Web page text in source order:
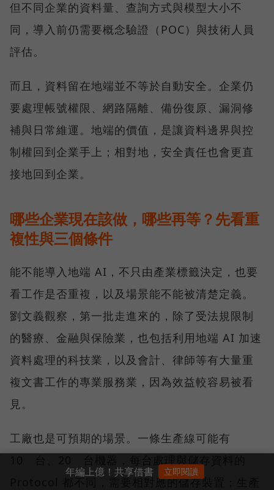
但不同企業的資料量、查詢方式與模型大小不
同，導入前仍需要概念驗證（POC）與技術人員
評估。
而且，資料留在地端並不等於自動安全。企業仍
要處理帳號權限、網路隔離、備份復原、漏洞修
補與日常維運。地端的價值，是讓資料邊界與控
制權回到企業手上；相對地，安全責任也會更直
接地回到企業。
哪些企業現在該做，哪些再等？先看重
複性與三個條件
能不能導入地端 AI，不只由產業標籤決定，也要
看工作是否重複，以及場景能不能被清楚定義。
劉文義觀察，第一批走進來的，除了受法規限制
的醫療、金融與保險業，也包括利用地端 AI 加速
資料處理的科技業，以及會計、律師等有大量重
複文書工作的專業服務業，因為效益較容易被看
見。
工廠也是可預期的場景。一條生產線可能有
Protocol 都不同，需要相對應的儲存裝置；生產
年編上億！共享借書 立即閱讀